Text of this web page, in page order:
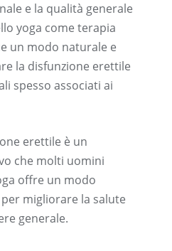
e la qualità generale
yoga come terapia
un modo naturale e
la disfunzione erettile
spesso associati ai
erettile è un
che molti uomini
offre un modo
migliorare la salute
generale.